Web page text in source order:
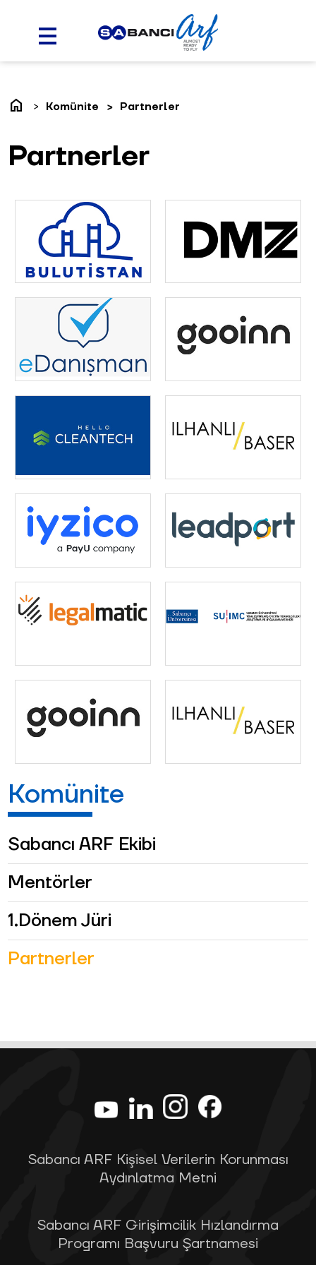
home Komünite Partnerler
Partnerler
Komünite
Sabancı ARF Ekibi
Mentörler
1.Dönem Jüri
Partnerler
Sabancı ARF Kişisel Verilerin Korunması
Aydınlatma Metni
Sabancı ARF Girişimcilik Hızlandırma
Programı Başvuru Şartnamesi